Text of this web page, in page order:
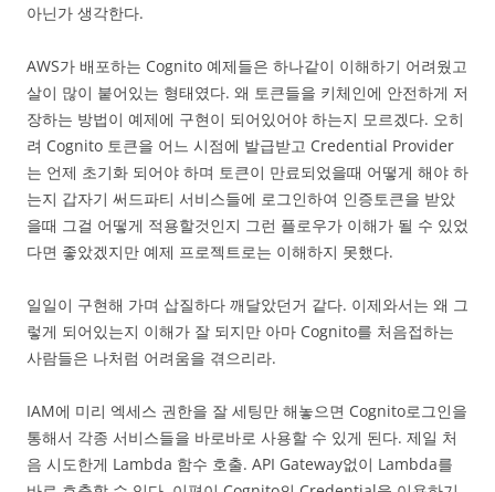
아닌가 생각한다.
AWS가 배포하는 Cognito 예제들은 하나같이 이해하기 어려웠고
살이 많이 붙어있는 형태였다. 왜 토큰들을 키체인에 안전하게 저
장하는 방법이 예제에 구현이 되어있어야 하는지 모르겠다. 오히
려 Cognito 토큰을 어느 시점에 발급받고 Credential Provider
는 언제 초기화 되어야 하며 토큰이 만료되었을때 어떻게 해야 하
는지 갑자기 써드파티 서비스들에 로그인하여 인증토큰을 받았
을때 그걸 어떻게 적용할것인지 그런 플로우가 이해가 될 수 있었
다면 좋았겠지만 예제 프로젝트로는 이해하지 못했다.
일일이 구현해 가며 삽질하다 깨달았던거 같다. 이제와서는 왜 그
렇게 되어있는지 이해가 잘 되지만 아마 Cognito를 처음접하는
사람들은 나처럼 어려움을 겪으리라.
IAM에 미리 엑세스 권한을 잘 세팅만 해놓으면 Cognito로그인을
통해서 각종 서비스들을 바로바로 사용할 수 있게 된다. 제일 처
음 시도한게 Lambda 함수 호출. API Gateway없이 Lambda를